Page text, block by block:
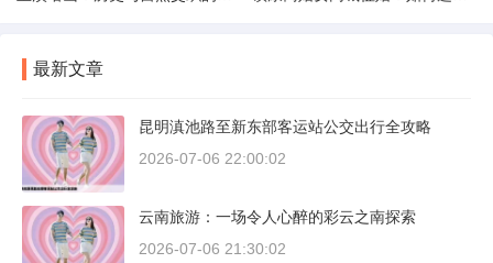
最新文章
昆明滇池路至新东部客运站公交出行全攻略
2026-07-06 22:00:02
云南旅游：一场令人心醉的彩云之南探索
2026-07-06 21:30:02